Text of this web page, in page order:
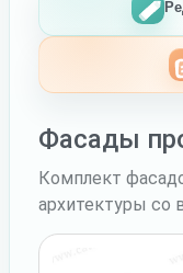
Фасады
Комплект
архитектуры со